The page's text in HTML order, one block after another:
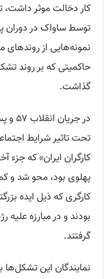
کار دخالت موثر داشت،
توسط ساواک در
نمونه‌هایی از
حاکمیتی که بر روند
گذاشت.
در
تحت تاثیر شرایط
کارگران ایران» که
پهلوی بود، محو شد و
کارگری که ذیل ایده
بودند و در مبارزه
گرفتند.
نمایندگان این تشکل‌ها